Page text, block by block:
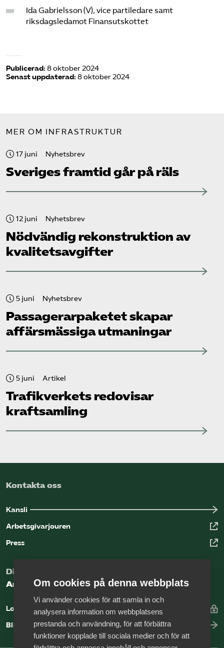
Ida Gabrielsson (V), vice partiledare samt
riksdagsledamot Finansutskottet
Publicerad: 8 oktober 2024
Senast uppdaterad: 8 oktober 2024
MER OM INFRASTRUKTUR
17 juni Nyhetsbrev
Sveriges framtid går på räls
12 juni Nyhetsbrev
Nödvändig rekonstruktion av
kvalitetsavgifter
5 juni Nyhetsbrev
Passagerarpaketet skapar
affärsmässiga utmaningar
5 juni Artikel
Trafikverkets redovisar
kraftsamling
Kontakta oss
Kansli
Arbetsgivarjouren
Press
Digital kunskapsbank för arbetsgivare
Arbetsgivarguiden
Logga in
Bli medlem
Om cookies på denna webbplats
Vi använder cookies för att samla in och
analysera information om webbplatsens
prestanda och användning, för att förbättra
funktioner kopplade till sociala medier och för att